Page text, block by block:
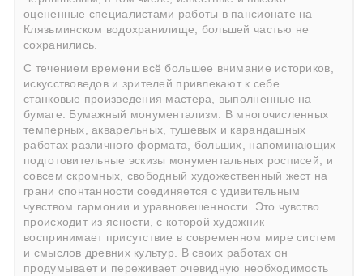
оцененные специалистами работы в пансионате на
Клязьминском водохранилище, большей частью не
сохранились.
С течением времени всё большее внимание историков,
искусствоведов и зрителей привлекают к себе
станковые произведения мастера, выполненные на
бумаге. Бумажный монументализм. В многочисленных
темперных, акварельных, тушевых и карандашных
работах различного формата, больших, напоминающих
подготовительные эскизы монументальных росписей, и
совсем скромных, свободный художественный жест на
грани спонтанности соединяется с удивительным
чувством гармонии и уравновешенности. Это чувство
происходит из ясности, с которой художник
воспринимает присутствие в современном мире систем
и смыслов древних культур. В своих работах он
продумывает и переживает очевидную необходимость